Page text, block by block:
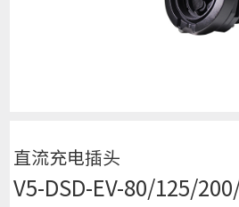
直流充电插头
V5-DSD-EV-80/125/